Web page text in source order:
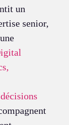
un
senior,